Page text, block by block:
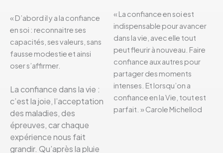
« D’abord il y a la confiance
en soi : reconnaitre ses
capacités, ses valeurs, sans
fausse modestie et ainsi
oser s’affirmer.
La confiance dans la vie :
c’est la joie, l’acceptation
des maladies, des
épreuves, car chaque
expérience nous fait
grandir. Qu’après la pluie
« La confiance en soi est
indispensable pour avancer
dans la vie, avec elle tout
peut fleurir à nouveau. Faire
confiance aux autres pour
partager des moments
intenses. Et lorsqu’on a
confiance en la Vie, tout est
parfait. » Carole Michellod